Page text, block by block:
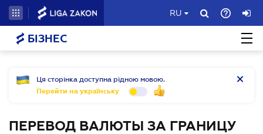
RU
БІЗНЕС
Ця сторінка доступна рідною мовою.
Перейти на українську
ПЕРЕВОД ВАЛЮТЫ ЗА ГРАНИЦУ